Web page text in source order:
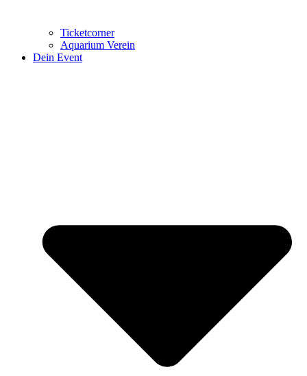
Ticketcorner
Aquarium Verein
Dein Event